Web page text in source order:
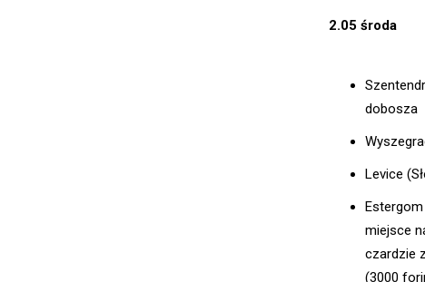
2.05 środa
dobosza
Levice
miejsce
czardzie
(3000